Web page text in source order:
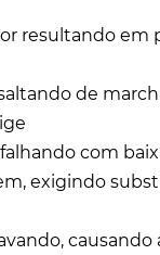
resultando em
de
com
exigindo
causando